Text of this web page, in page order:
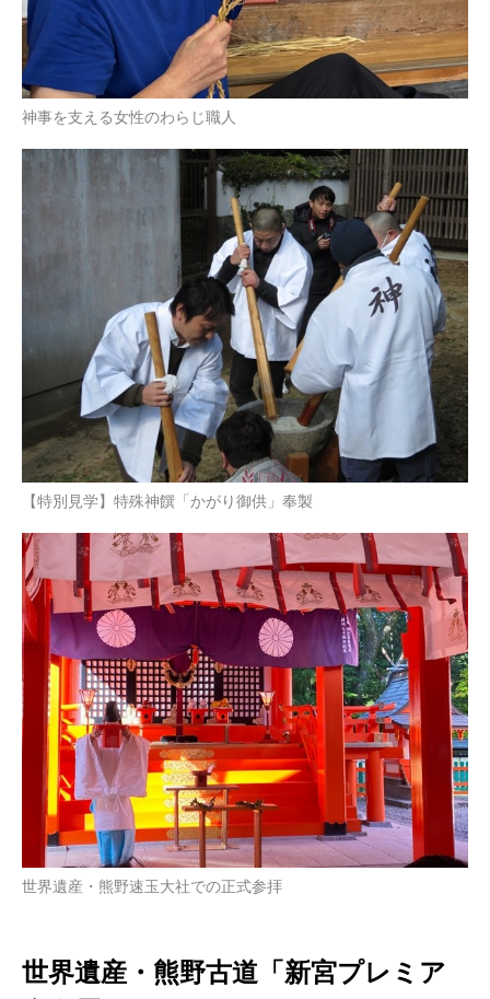
神事を支える女性のわらじ職人
【特別見学】特殊神饌「かがり御供」奉製
世界遺産・熊野速玉大社での正式参拝
世界遺産・熊野古道「新宮プレミア